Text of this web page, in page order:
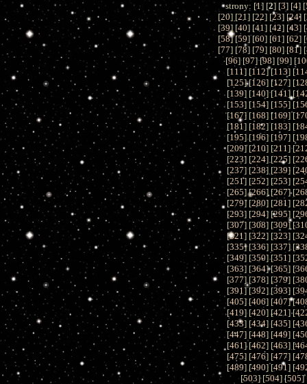
strony: [1] [2] [3] [4] [
[20] [21] [22] [23] [24] [
[39] [40] [41] [42] [43] [
[58] [59] [60] [61] [62] [
[77] [78] [79] [80] [81] [
[96] [97] [98] [99] [
[111] [112] [113] [
[125] [126] [127] [
[139] [140] [141] [
[153] [154] [155] [
[167] [168] [169] [
[181] [182] [183] [
[195] [196] [197] [
[209] [210] [211] [
[223] [224] [225] [
[237] [238] [239] [
[251] [252] [253] [
[265] [266] [267] [
[279] [280] [281] [
[293] [294] [295] [
[307] [308] [309] [
[321] [322] [323] [
[335] [336] [337] [
[349] [350] [351] [
[363] [364] [365] [
[377] [378] [379] [
[391] [392] [393] [
[405] [406] [407] [
[419] [420] [421] [
[433] [434] [435] [
[447] [448] [449] [
[461] [462] [463] [
[475] [476] [477] [
[489] [490] [491] [
[503] [504] [505]